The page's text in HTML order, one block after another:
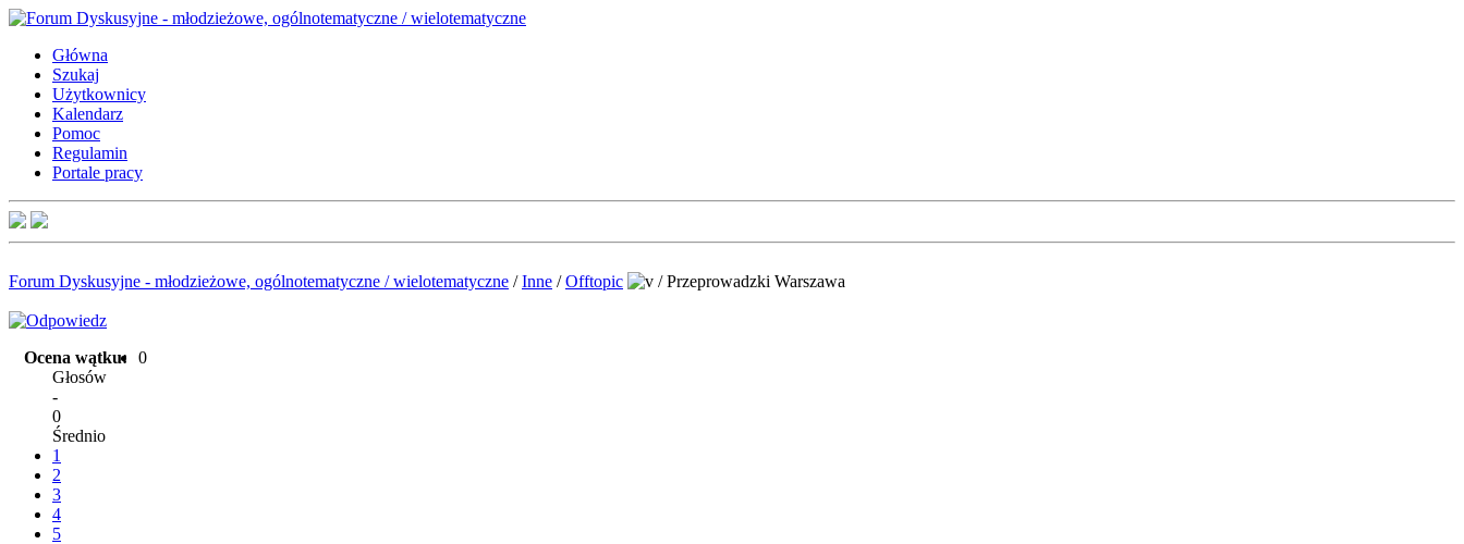
Główna
Szukaj
Użytkownicy
Kalendarz
Pomoc
Regulamin
Portale pracy
Forum Dyskusyjne - młodzieżowe, ogólnotematyczne / wielotematyczne /Inne /Offtopic /Przeprowadzki Warszawa
Ocena wątku:
0
Głosów
-
0
Średnio
1
2
3
4
5